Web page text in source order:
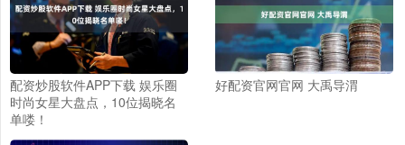
配资炒股软件APP下载 娱乐圈
时尚女星大盘点，10位揭晓名
单喽！
好配资官网官网 大禹导渭